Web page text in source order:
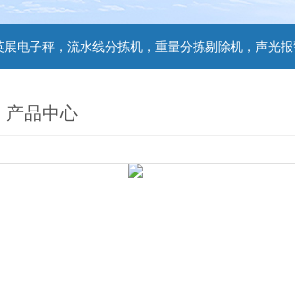
展电子秤，流水线分拣机，重量分拣剔除机，声光报警电子秤
产品中心